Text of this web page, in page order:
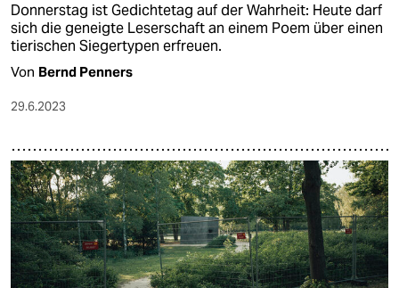
Donnerstag ist Gedichtetag auf der Wahrheit: Heute darf
sich die geneigte Leserschaft an einem Poem über einen
tierischen Siegertypen erfreuen.
Von Bernd Penners
29.6.2023